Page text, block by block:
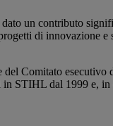
un contributo
di innovazione
Comitato
STIHL dal 1999 e,